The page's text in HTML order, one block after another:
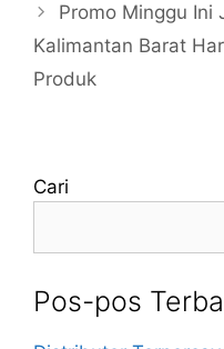
Promo Minggu Ini
Kalimantan Barat
Produk
Cari
Pos-pos